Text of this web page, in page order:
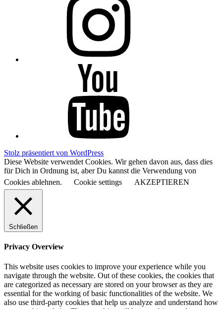
Stolz präsentiert von WordPress
Diese Website verwendet Cookies. Wir gehen davon aus, dass dies
für Dich in Ordnung ist, aber Du kannst die Verwendung von
Cookies ablehnen.
Cookie settings AKZEPTIEREN
Schließen
Privacy Overview
This website uses cookies to improve your experience while you
navigate through the website. Out of these cookies, the cookies that
are categorized as necessary are stored on your browser as they are
essential for the working of basic functionalities of the website. We
also use third-party cookies that help us analyze and understand how